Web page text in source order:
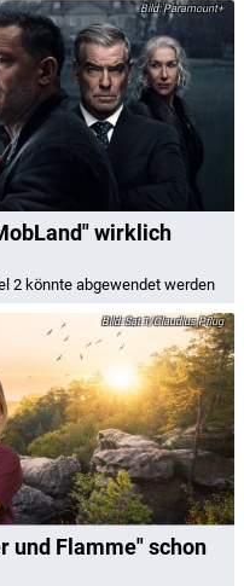
Paramount+
wirklich
2 könnte abgewendet werden
Sat.1/Claudius Pflug
und Flamme" schon